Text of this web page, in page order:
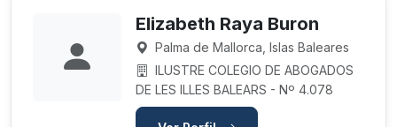
Elizabeth Raya Buron
Palma de Mallorca, Islas Baleares
ILUSTRE COLEGIO DE ABOGADOS
DE LES ILLES BALEARS - Nº 4.078